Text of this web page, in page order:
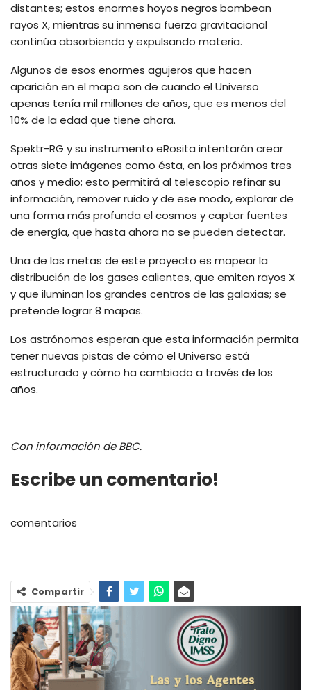
distantes; estos enormes hoyos negros bombean
rayos X, mientras su inmensa fuerza gravitacional
continúa absorbiendo y expulsando materia.
Algunos de esos enormes agujeros que hacen
aparición en el mapa son de cuando el Universo
apenas tenía mil millones de años, que es menos del
10% de la edad que tiene ahora.
Spektr-RG y su instrumento eRosita intentarán crear
otras siete imágenes como ésta, en los próximos tres
años y medio; esto permitirá al telescopio refinar su
información, remover ruido y de ese modo, explorar de
una forma más profunda el cosmos y captar fuentes
de energía, que hasta ahora no se pueden detectar.
Una de las metas de este proyecto es mapear la
distribución de los gases calientes, que emiten rayos X
y que iluminan los grandes centros de las galaxias; se
pretende lograr 8 mapas.
Los astrónomos esperan que esta información permita
tener nuevas pistas de cómo el Universo está
estructurado y cómo ha cambiado a través de los
años.
Con información de BBC.
Escribe un comentario!
comentarios
Compartir